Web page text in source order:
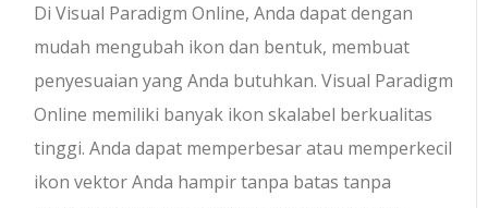
Di Visual Paradigm Online, Anda dapat dengan
mudah mengubah ikon dan bentuk, membuat
penyesuaian yang Anda butuhkan. Visual Paradigm
Online memiliki banyak ikon skalabel berkualitas
tinggi. Anda dapat memperbesar atau memperkecil
ikon vektor Anda hampir tanpa batas tanpa